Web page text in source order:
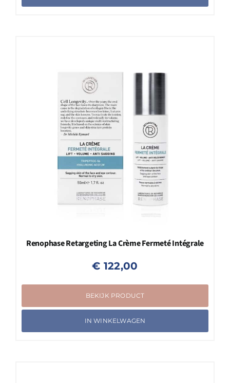
Renophase Retargeting La Crème Fermeté Intégrale
€ 122,00
BEKIJK PRODUCT
IN WINKELWAGEN